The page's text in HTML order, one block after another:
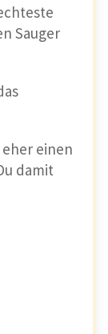
Sauger
einen
damit